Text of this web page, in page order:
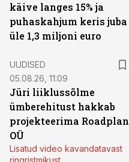
käive langes 15% ja
puhaskahjum keris juba
üle 1,3 miljoni euro
UUDISED
05.08.26, 11:09
Jüri liiklussõlme
ümberehitust hakkab
projekteerima Roadplan
OÜ
Lisatud video kavandatavast
ringristmikust